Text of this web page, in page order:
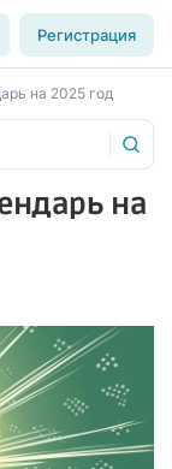
Регистрация
на 2025 год
на